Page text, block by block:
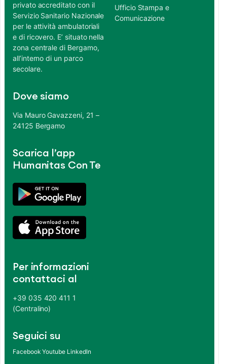
privato accreditato con il
Servizio Sanitario Nazionale
per le attività ambulatoriali
e di ricovero. E’ situato nella
zona centrale di Bergamo,
all’interno di un parco
secolare.
Dove siamo
Via Mauro Gavazzeni, 21 –
24125 Bergamo
Scarica l’app
Humanitas Con Te
Per informazioni
contattaci al
+39 035 420 411 1
(Centralino)
Seguici su
Facebook Youtube LinkedIn
Ufficio Stampa e
Comunicazione